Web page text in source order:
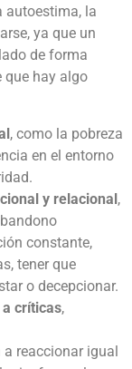
autoestima, la
ya que un
de forma
que hay algo
, como la pobreza
en el entorno
y relacional,
constante,
tener que
o decepcionar.
críticas,
reaccionar igual